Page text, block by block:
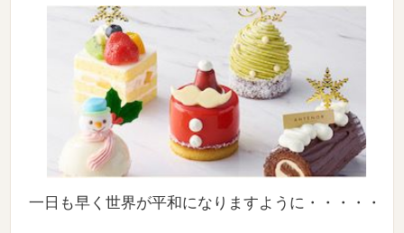
一日も早く世界が平和になりますように・・・・・